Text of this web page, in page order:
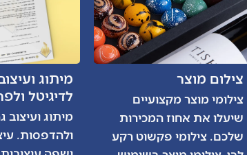
צילום מוצר
צילומי מוצר מקצועיים
שיעלו את אחוז המכירות
שלכם. צילומי פקשוט רקע
מיתוג
לדיגיטל
מיתוג ועיצוב
ולהדפסות.